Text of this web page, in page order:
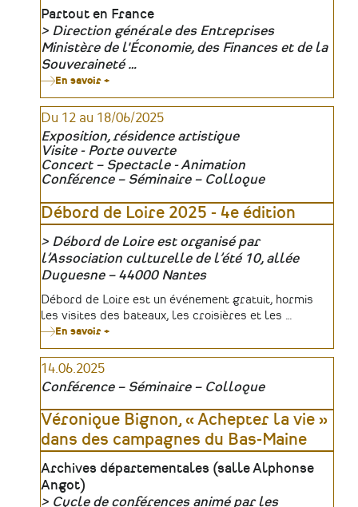
Lieu
Partout en France
Organisateur
Direction générale des Entreprises
Ministère de l'Économie, des Finances et de la
Souveraineté …
En savoir +
ans
du
label
«
Entreprise
du
patrimoine
»
Du 12 au 18/06/2025
Exposition, résidence artistique
Visite - Porte ouverte
Concert – Spectacle - Animation
Conférence – Séminaire – Colloque
Débord de Loire 2025 - 4e édition
Organisateur
Débord de Loire est organisé par
l’Association culturelle de l’été 10, allée
Duquesne – 44000 Nantes
Tarifs
Débord de Loire est un événement gratuit, hormis
les visites des bateaux, les croisières et les …
En savoir +
de
-
édition
14.06.2025
Conférence – Séminaire – Colloque
Véronique Bignon, « Achepter la vie »
dans des campagnes du Bas-Maine
Lieu
Archives départementales (salle Alphonse
Angot)
Cycle de conférences animé par les